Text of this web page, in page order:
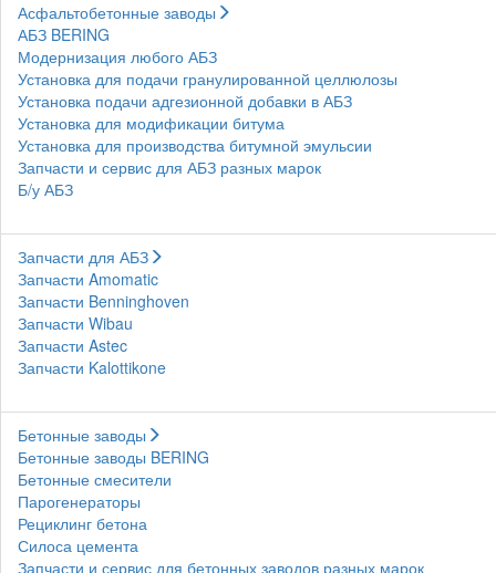
Асфальтобетонные заводы
АБЗ BERING
Модернизация любого АБЗ
Установка для подачи гранулированной целлюлозы
Установка подачи адгезионной добавки в АБЗ
Установка для модификации битума
Установка для производства битумной эмульсии
Запчасти и сервис для АБЗ разных марок
Б/у АБЗ
Запчасти для АБЗ
Запчасти Amomatic
Запчасти Benninghoven
Запчасти Wibau
Запчасти Astec
Запчасти Kalottikone
Бетонные заводы
Бетонные заводы BERING
Бетонные смесители
Парогенераторы
Рециклинг бетона
Силоса цемента
Запчасти и сервис для бетонных заводов разных марок